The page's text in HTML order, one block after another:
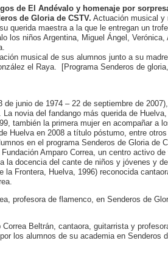
de El Andévalo y homenaje por
de Gloria de CSTV. Actuación musical y
querida maestra a la que le entregan un
los niños Argentina, Miguel Ángel,
musical de sus alumnos junto a su
el Raya. [Programa Senderos de
de junio de 1974 – 22 de septiembre de
novia del fandango más querida de
también la primera mujer en acompañar a
Huelva en 2008 a título póstumo, entre
en el programa Senderos de Gloria de
Amparo Correa, un centro activo
la docencia del cante de niños y jóvenes y
la Frontera, Huelva, 1996) reconocida
profesora de flamenco, en Senderos de
Beltrán, cantaora, guitarrista y
los alumnos de su academia en Senderos